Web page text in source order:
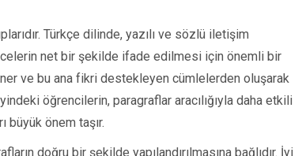
Türkçe dilinde, yazılı ve sözlü iletişim
net bir şekilde ifade edilmesi için önemli bir
ve bu ana fikri destekleyen cümlelerden oluşarak
öğrencilerin, paragraflar aracılığıyla daha etkili
büyük önem taşır.
doğru bir şekilde yapılandırılmasına bağlıdır. İyi